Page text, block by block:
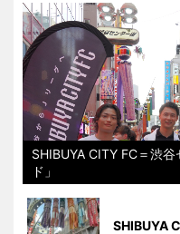
SHIBUYA CITY FC＝渋
ド」
SHIBUYA